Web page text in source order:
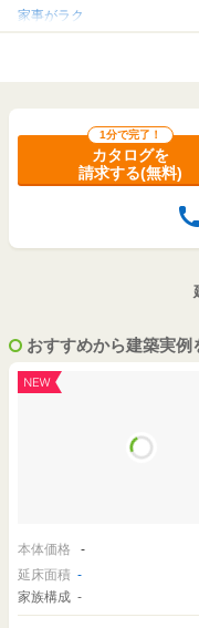
家事がラク
対応内容
土地探しの相談可
1分で完了！
カタログを
請求する(無料)
おすすめから建築実例
本体価格
-
延床面積 -
家族構成 -